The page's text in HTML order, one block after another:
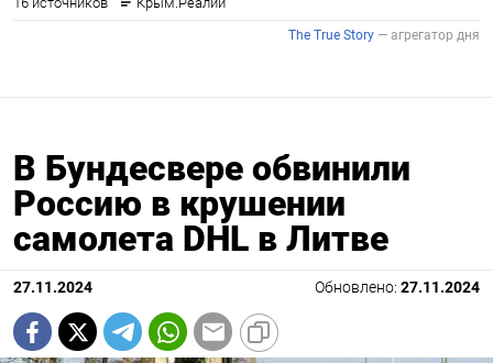
В Бундесвере обвинили
Россию в крушении
самолета DHL в Литве
27.11.2024 Обновлено: 27.11.2024